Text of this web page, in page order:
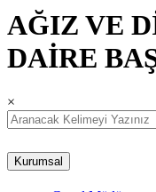
AĞIZ VE
DAİRE
×
Kurumsal